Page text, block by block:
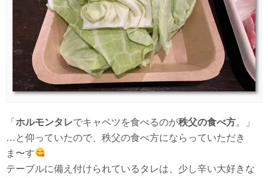
「 ホルモンタレでキャベツを食べるのが秩父の食べ方。」
…と仰っていたので、秩父の食べ方にならっていただき
ま〜す
テーブルに備え付けられているタレは、少し辛い大好きな